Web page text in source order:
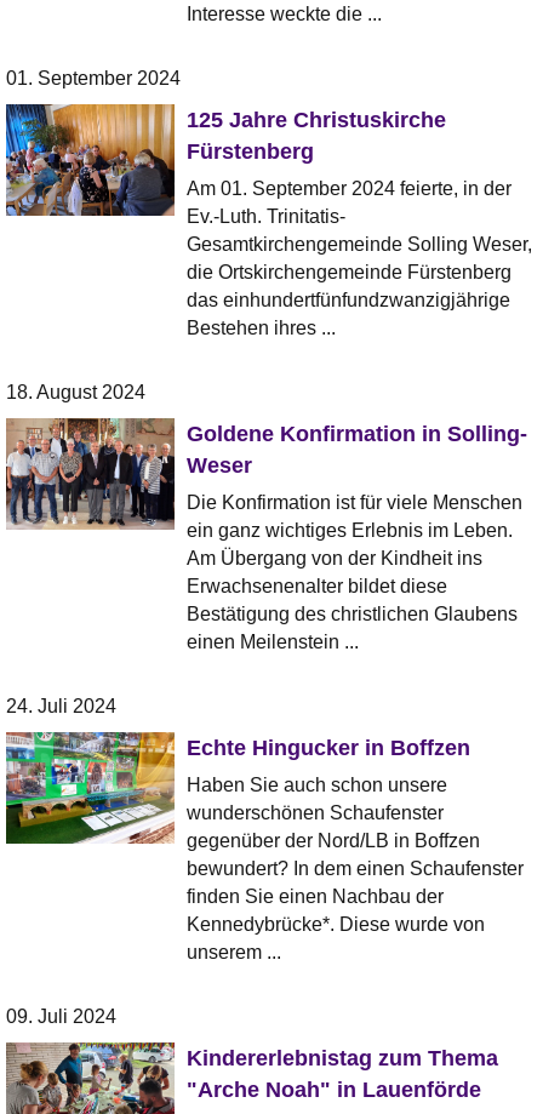
Interesse weckte die ...
01. September 2024
125 Jahre Christuskirche
Fürstenberg
Am 01. September 2024 feierte, in der
Ev.-Luth. Trinitatis-
Gesamtkirchengemeinde Solling Weser,
die Ortskirchengemeinde Fürstenberg
das einhundertfünfundzwanzigjährige
Bestehen ihres ...
18. August 2024
Goldene Konfirmation in Solling-
Weser
Die Konfirmation ist für viele Menschen
ein ganz wichtiges Erlebnis im Leben.
Am Übergang von der Kindheit ins
Erwachsenenalter bildet diese
Bestätigung des christlichen Glaubens
einen Meilenstein ...
24. Juli 2024
Echte Hingucker in Boffzen
Haben Sie auch schon unsere
wunderschönen Schaufenster
gegenüber der Nord/LB in Boffzen
bewundert? In dem einen Schaufenster
finden Sie einen Nachbau der
Kennedybrücke*. Diese wurde von
unserem ...
09. Juli 2024
Kindererlebnistag zum Thema
"Arche Noah" in Lauenförde